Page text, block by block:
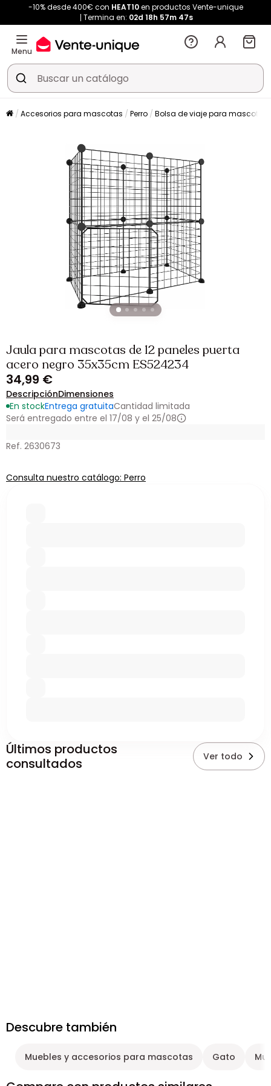
-10% desde 400€ con HEAT10en productos Vente-unique
Termina en: 02d 18h 57m 47s
Menu
Accesorios para mascotas Perro Bolsa de viaje para mascotas
Jaula para mascotas de 12 paneles puerta
acero negro 35x35cm ES524234
34,99 €
DescripciónDimensiones
En stockEntrega gratuitaCantidad limitada
Será entregado entre el 17/08 y el 25/08
Ref. 2630673
Consulta nuestro catálogo: Perro
Últimos productos
consultados
Ver todo
Descubre también
Muebles y accesorios para mascotas Gato